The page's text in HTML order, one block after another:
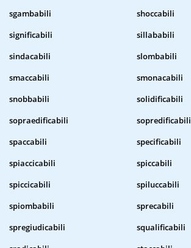
sgambabili
shoccabili
significabili
sillababili
sindacabili
slombabili
smaccabili
smonacabili
snobbabili
solidificabili
sopraedificabili
sopredificabili
spaccabili
specificabili
spiaccicabili
spiccabili
spiccicabili
spiluccabili
spiombabili
sprecabili
spregiudicabili
squalificabili